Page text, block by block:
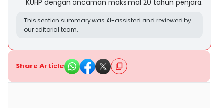
KUHP dengan ancaman maksimal 20 tahun penjara.
This section summary was AI-assisted and reviewed by
our editorial team.
Share Article